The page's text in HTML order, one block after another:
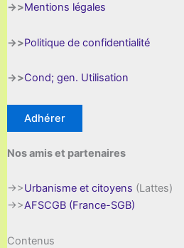
->>Mentions légales
->>Politique de confidentialité
->>Cond; gen. Utilisation
Adhérer
Nos amis et partenaires
->>Urbanisme et citoyens (Lattes)
->>AFSCGB (France-SGB)
Contenus